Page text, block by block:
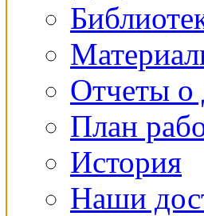
Отчеты о
План
История
Наши